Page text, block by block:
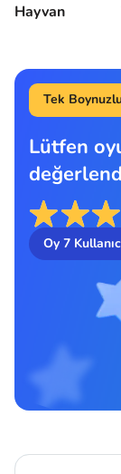
Hayvan
Tek
Lütfen
Oy 7